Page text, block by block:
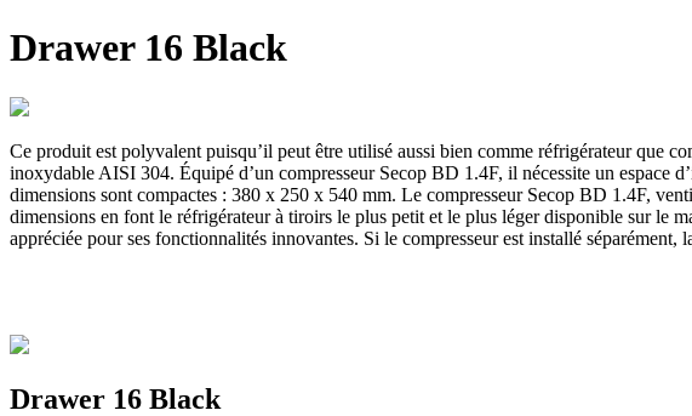
Drawer 16 Black
Ce produit est polyvalent puisqu’il peut être utilisé aussi bien comme réfrigérateur que
inoxydable AISI 304. Équipé d’un compresseur Secop BD 1.4F, il nécessite un espace
dimensions sont compactes : 380 x 250 x 540 mm. Le compresseur Secop BD 1.4F,
dimensions en font le réfrigérateur à tiroirs le plus petit et le plus léger disponible sur le
appréciée pour ses fonctionnalités innovantes. Si le compresseur est installé
Drawer 16 Black